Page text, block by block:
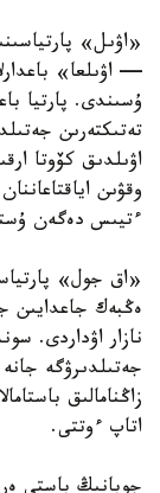
«اۋىل»
— اۋىلعا»
ۇسىندى. پارتيا
تەتىكتەرىن
اۋىلدىق كۆوتا
وقۋىن
ءتيىس دەگەن
«اق جول»
ەڭبەك جاعدايىن
نازار اۋداردى.
جەتىلدىرۋگە جانە
زاڭنامالىق
اتاپ ءوتتى.